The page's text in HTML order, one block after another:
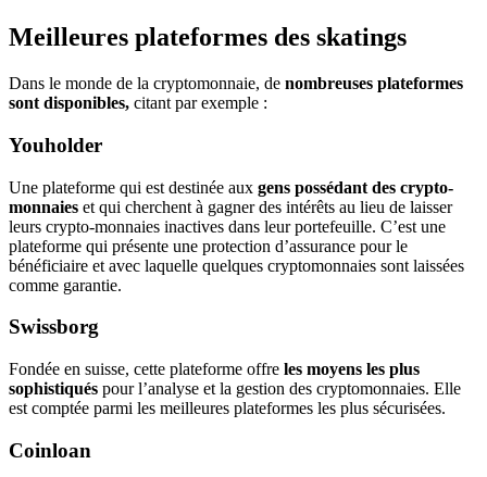
Meilleures plateformes des skatings
Dans le monde de la cryptomonnaie, de nombreuses plateformes
sont disponibles, citant par exemple :
Youholder
Une plateforme qui est destinée aux gens possédant des crypto-
monnaies et qui cherchent à gagner des intérêts au lieu de laisser
leurs crypto-monnaies inactives dans leur portefeuille. C’est une
plateforme qui présente une protection d’assurance pour le
bénéficiaire et avec laquelle quelques cryptomonnaies sont laissées
comme garantie.
Swissborg
Fondée en suisse, cette plateforme offre les moyens les plus
sophistiqués pour l’analyse et la gestion des cryptomonnaies. Elle
est comptée parmi les meilleures plateformes les plus sécurisées.
Coinloan